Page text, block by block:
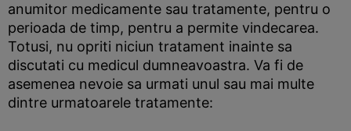
anumitor medicamente sau tratamente, pentru o
perioada de timp, pentru a permite vindecarea.
Totusi, nu opriti niciun tratament inainte sa
discutati cu medicul dumneavoastra. Va fi de
asemenea nevoie sa urmati unul sau mai multe
dintre urmatoarele tratamente: